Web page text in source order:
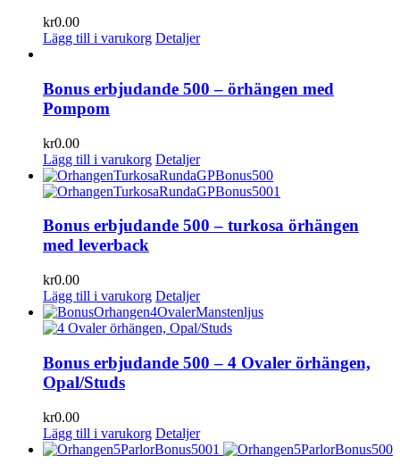
kr0.00
Lägg till i varukorg Detaljer
Bonus erbjudande 500 – örhängen med
Pompom
kr0.00
Lägg till i varukorg Detaljer
Bonus erbjudande 500 – turkosa örhängen
med leverback
kr0.00
Lägg till i varukorg Detaljer
Bonus erbjudande 500 – 4 Ovaler örhängen,
Opal/Studs
kr0.00
Lägg till i varukorg Detaljer